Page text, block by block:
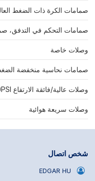
صمامات الكرة ذات الضغط
صمامات التحكم في التدفق،
وصلات خاصة
صمامات نحاسية منخفضة
وصلات عالية/فائقة الارتفاع 10000PSI+
وصلات سريعة هوائية
شخص اتصال
EDGAR HU